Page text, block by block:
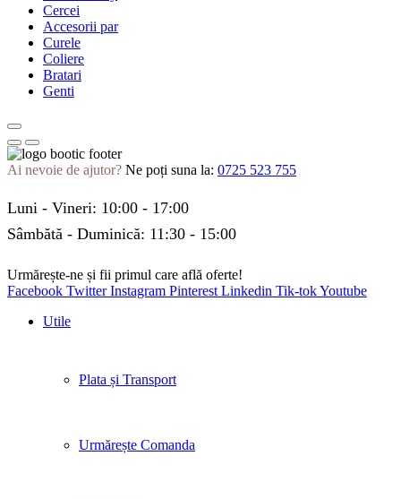
Cercei
Accesorii par
Curele
Coliere
Bratari
Genti
Ai nevoie de ajutor? Ne poți suna la: 0725 523 755
Luni - Vineri: 10:00 - 17:00
Sâmbătă - Duminică: 11:30 - 15:00
Urmărește-ne și fii primul care află oferte!
Facebook Twitter Instagram Pinterest Linkedin Tik-tokYoutube
Utile
Plata și Transport
Urmărește Comanda